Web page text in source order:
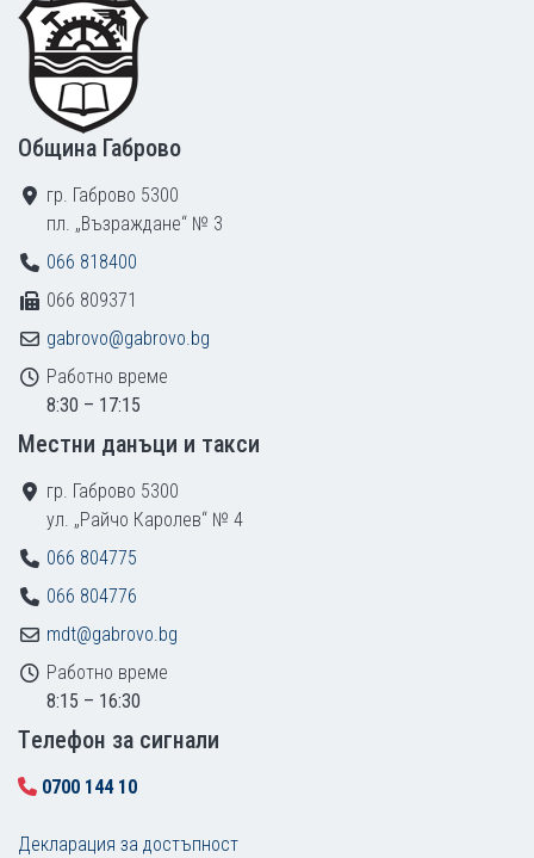
Община Габрово
гр. Габрово 5300
пл. „Възраждане“ № 3
066 818400
066 809371
gabrovo@gabrovo.bg
Работно време
8:30 – 17:15
Местни данъци и такси
гр. Габрово 5300
ул. „Райчо Каролев“ № 4
066 804775
066 804776
mdt@gabrovo.bg
Работно време
8:15 – 16:30
Tелефон за сигнали
0700 144 10
Декларация за достъпност